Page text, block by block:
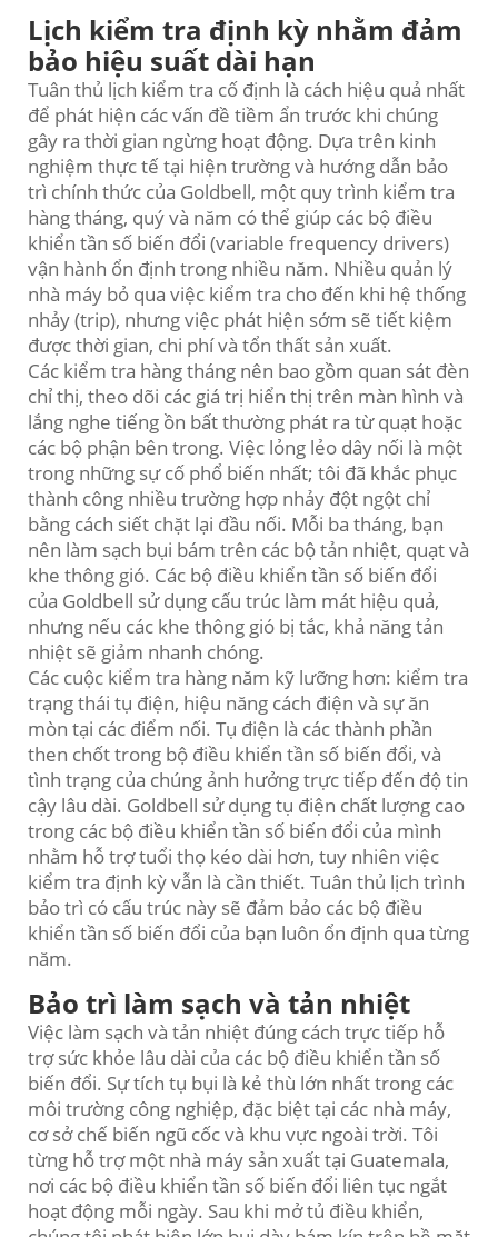
Lịch kiểm tra định kỳ nhằm đảm
bảo hiệu suất dài hạn
Tuân thủ lịch kiểm tra cố định là cách hiệu quả nhất
để phát hiện các vấn đề tiềm ẩn trước khi chúng
gây ra thời gian ngừng hoạt động. Dựa trên kinh
nghiệm thực tế tại hiện trường và hướng dẫn bảo
trì chính thức của Goldbell, một quy trình kiểm tra
hàng tháng, quý và năm có thể giúp các bộ điều
khiển tần số biến đổi (variable frequency drivers)
vận hành ổn định trong nhiều năm. Nhiều quản lý
nhà máy bỏ qua việc kiểm tra cho đến khi hệ thống
nhảy (trip), nhưng việc phát hiện sớm sẽ tiết kiệm
được thời gian, chi phí và tổn thất sản xuất.
Các kiểm tra hàng tháng nên bao gồm quan sát đèn
chỉ thị, theo dõi các giá trị hiển thị trên màn hình và
lắng nghe tiếng ồn bất thường phát ra từ quạt hoặc
các bộ phận bên trong. Việc lỏng lẻo dây nối là một
trong những sự cố phổ biến nhất; tôi đã khắc phục
thành công nhiều trường hợp nhảy đột ngột chỉ
bằng cách siết chặt lại đầu nối. Mỗi ba tháng, bạn
nên làm sạch bụi bám trên các bộ tản nhiệt, quạt và
khe thông gió. Các bộ điều khiển tần số biến đổi
của Goldbell sử dụng cấu trúc làm mát hiệu quả,
nhưng nếu các khe thông gió bị tắc, khả năng tản
nhiệt sẽ giảm nhanh chóng.
Các cuộc kiểm tra hàng năm kỹ lưỡng hơn: kiểm tra
trạng thái tụ điện, hiệu năng cách điện và sự ăn
mòn tại các điểm nối. Tụ điện là các thành phần
then chốt trong bộ điều khiển tần số biến đổi, và
tình trạng của chúng ảnh hưởng trực tiếp đến độ tin
cậy lâu dài. Goldbell sử dụng tụ điện chất lượng cao
trong các bộ điều khiển tần số biến đổi của mình
nhằm hỗ trợ tuổi thọ kéo dài hơn, tuy nhiên việc
kiểm tra định kỳ vẫn là cần thiết. Tuân thủ lịch trình
bảo trì có cấu trúc này sẽ đảm bảo các bộ điều
khiển tần số biến đổi của bạn luôn ổn định qua từng
năm.
Bảo trì làm sạch và tản nhiệt
Việc làm sạch và tản nhiệt đúng cách trực tiếp hỗ
trợ sức khỏe lâu dài của các bộ điều khiển tần số
biến đổi. Sự tích tụ bụi là kẻ thù lớn nhất trong các
môi trường công nghiệp, đặc biệt tại các nhà máy,
cơ sở chế biến ngũ cốc và khu vực ngoài trời. Tôi
từng hỗ trợ một nhà máy sản xuất tại Guatemala,
nơi các bộ điều khiển tần số biến đổi liên tục ngắt
hoạt động mỗi ngày. Sau khi mở tủ điều khiển,